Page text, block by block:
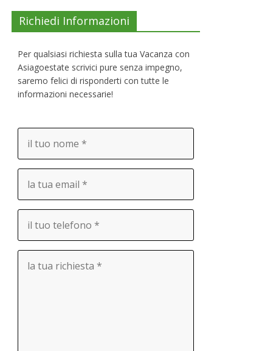
Richiedi Informazioni
Per qualsiasi richiesta sulla tua Vacanza con
Asiagoestate scrivici pure senza impegno,
saremo felici di risponderti con tutte le
informazioni necessarie!